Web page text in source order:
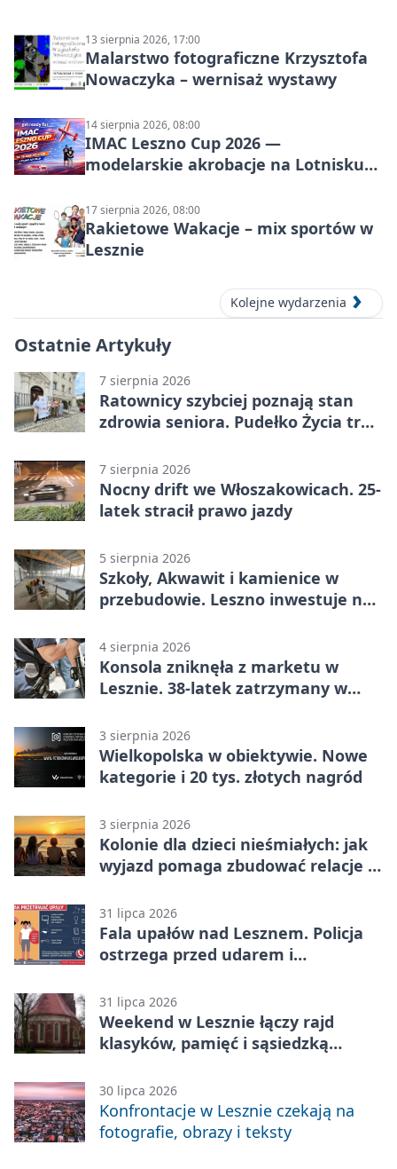
13 sierpnia 2026, 17:00
Malarstwo fotograficzne Krzysztofa
Nowaczyka – wernisaż wystawy
14 sierpnia 2026, 08:00
IMAC Leszno Cup 2026 —
modelarskie akrobacje na Lotnisku
17 sierpnia 2026, 08:00
Rakietowe Wakacje – mix sportów w
Lesznie
Kolejne wydarzenia
Ostatnie Artykuły
7 sierpnia 2026
Ratownicy szybciej poznają stan
zdrowia seniora. Pudełko Życia trafi
7 sierpnia 2026
Nocny drift we Włoszakowicach. 25-
latek stracił prawo jazdy
5 sierpnia 2026
Szkoły, Akwawit i kamienice w
przebudowie. Leszno inwestuje na
4 sierpnia 2026
Konsola zniknęła z marketu w
Lesznie. 38-latek zatrzymany w
3 sierpnia 2026
Wielkopolska w obiektywie. Nowe
kategorie i 20 tys. złotych nagród
3 sierpnia 2026
Kolonie dla dzieci nieśmiałych: jak
wyjazd pomaga zbudować relacje z
31 lipca 2026
Fala upałów nad Lesznem. Policja
ostrzega przed udarem i
31 lipca 2026
Weekend w Lesznie łączy rajd
klasyków, pamięć i sąsiedzką
30 lipca 2026
Konfrontacje w Lesznie czekają na
fotografie, obrazy i teksty